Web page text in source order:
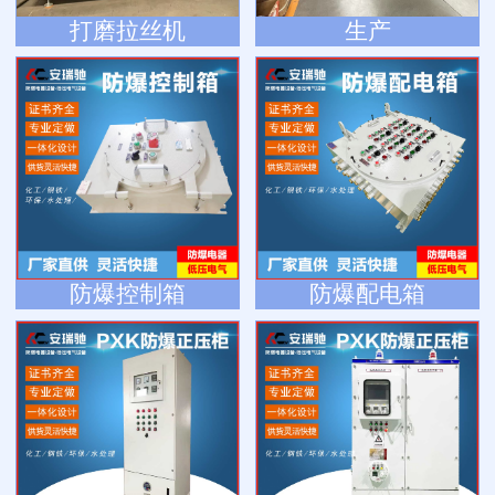
打磨拉丝机 生产
防爆控制箱 防爆配电箱